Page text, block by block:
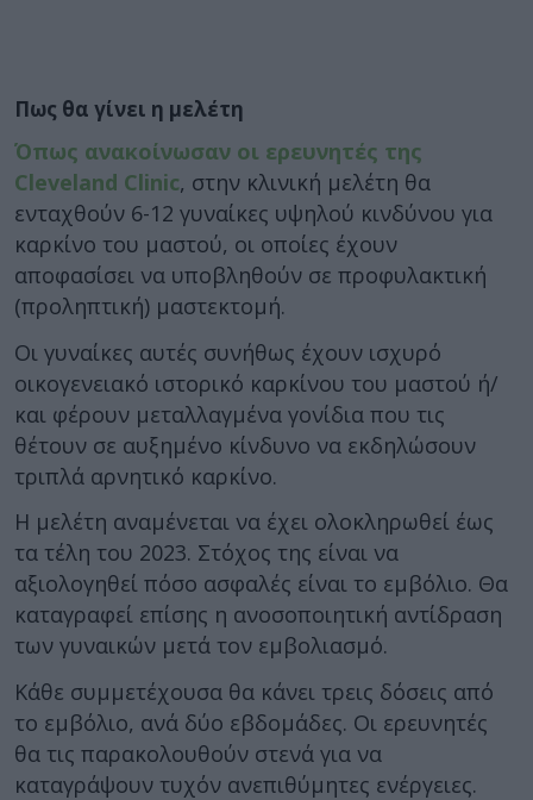
Πως θα γίνει η μελέτη
Όπως ανακοίνωσαν οι ερευνητές της
Cleveland Clinic, στην κλινική μελέτη θα
ενταχθούν 6-12 γυναίκες υψηλού κινδύνου για
καρκίνο του μαστού, οι οποίες έχουν
αποφασίσει να υποβληθούν σε προφυλακτική
(προληπτική) μαστεκτομή.
Οι γυναίκες αυτές συνήθως έχουν ισχυρό
οικογενειακό ιστορικό καρκίνου του μαστού ή/
και φέρουν μεταλλαγμένα γονίδια που τις
θέτουν σε αυξημένο κίνδυνο να εκδηλώσουν
τριπλά αρνητικό καρκίνο.
Η μελέτη αναμένεται να έχει ολοκληρωθεί έως
τα τέλη του 2023. Στόχος της είναι να
αξιολογηθεί πόσο ασφαλές είναι το εμβόλιο. Θα
καταγραφεί επίσης η ανοσοποιητική αντίδραση
των γυναικών μετά τον εμβολιασμό.
Κάθε συμμετέχουσα θα κάνει τρεις δόσεις από
το εμβόλιο, ανά δύο εβδομάδες. Οι ερευνητές
θα τις παρακολουθούν στενά για να
καταγράψουν τυχόν ανεπιθύμητες ενέργειες.